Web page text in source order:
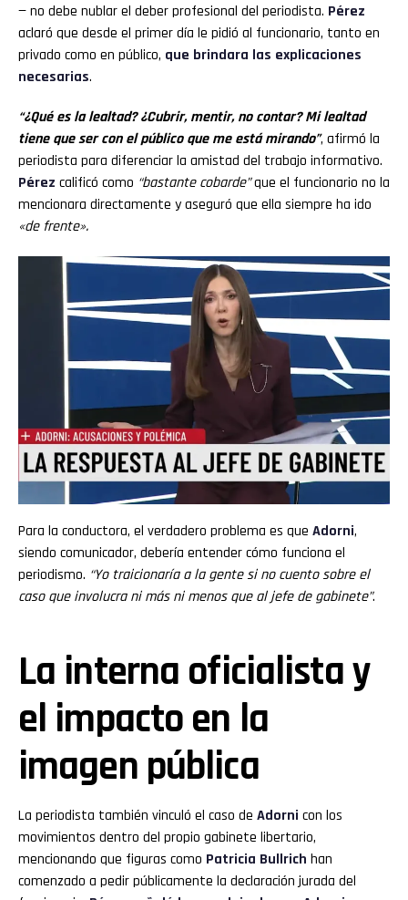
— no debe nublar el deber profesional del periodista. Pérez
aclaró que desde el primer día le pidió al funcionario, tanto en
privado como en público, que brindara las explicaciones
necesarias.
“¿Qué es la lealtad? ¿Cubrir, mentir, no contar? Mi lealtad
tiene que ser con el público que me está mirando”, afirmó la
periodista para diferenciar la amistad del trabajo informativo.
Pérez calificó como “bastante cobarde”que el funcionario no la
mencionara directamente y aseguró que ella siempre ha ido
«de frente».
Para la conductora, el verdadero problema es que Adorni,
siendo comunicador, debería entender cómo funciona el
periodismo. “Yo traicionaría a la gente si no cuento sobre el
caso que involucra ni más ni menos que al jefe de gabinete”.
La interna oficialista y
el impacto en la
imagen pública
La periodista también vinculó el caso de Adorni con los
movimientos dentro del propio gabinete libertario,
mencionando que figuras como Patricia Bullrich han
comenzado a pedir públicamente la declaración jurada del